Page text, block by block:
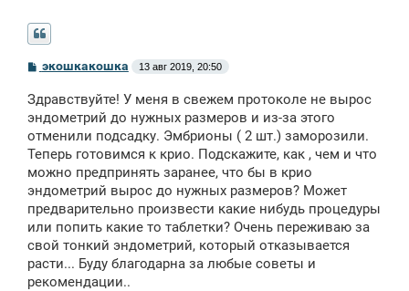
С
б
щ
е
н
и
экошкакошка 13 авг 2019, 20:50
Здравствуйте! У меня в свежем протоколе не вырос
эндометрий до нужных размеров и из-за этого
отменили подсадку. Эмбрионы ( 2 шт.) заморозили.
Теперь готовимся к крио. Подскажите, как , чем и что
можно предпринять заранее, что бы в крио
эндометрий вырос до нужных размеров? Может
предварительно произвести какие нибудь процедуры
или попить какие то таблетки? Очень переживаю за
свой тонкий эндометрий, который отказывается
расти... Буду благодарна за любые советы и
рекомендации..